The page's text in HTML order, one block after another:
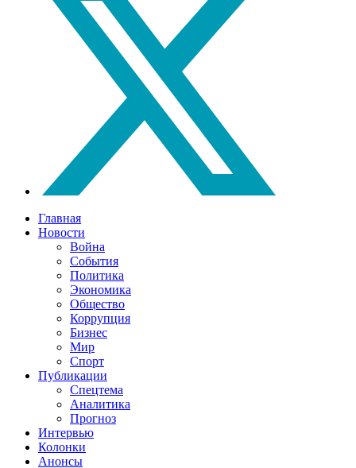
Главная
Новости
Война
События
Политика
Экономика
Общество
Коррупция
Бизнес
Мир
Спорт
Публикации
Спецтема
Аналитика
Прогноз
Интервью
Колонки
Анонсы